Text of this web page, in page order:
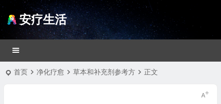
安疗生活
首页 净化疗愈 草本和补充剂参考方 正文